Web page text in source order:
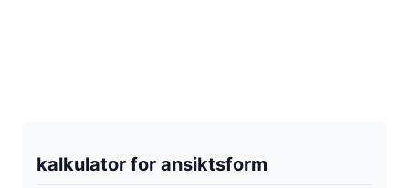
kalkulator for ansiktsform